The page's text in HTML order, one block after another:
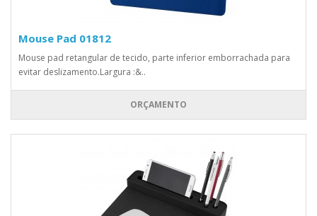
Mouse Pad 01812
Mouse pad retangular de tecido, parte inferior emborrachada para
evitar deslizamento.Largura :&..
ORÇAMENTO